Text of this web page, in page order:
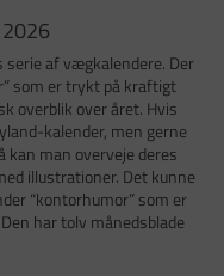
af vægkalendere. Der
som er trykt på kraftigt
overblik over året. Hvis
kalender, men gerne
kan man overveje deres
illustrationer. Det kunne
“kontorhumor” som er
har tolv månedsblade